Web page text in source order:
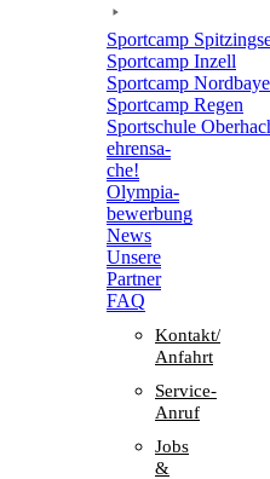
Sport­camp
Sport­camp Inzell
Sport­camp
Sport­camp Regen
Sport­schule
ehren­sa­
che!
Olym­pia­
be­wer­bung
News
Unsere
Part­ner
FAQ
Kontakt/​​
Anfahrt
Service-
Anruf
Jobs
&